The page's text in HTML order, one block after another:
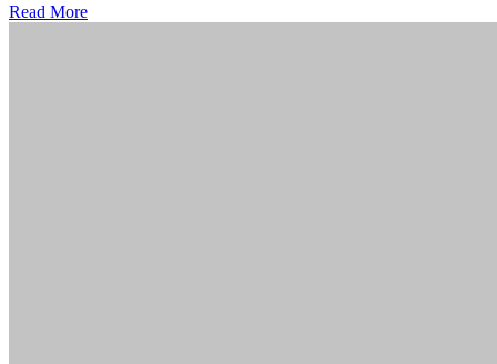
Read More